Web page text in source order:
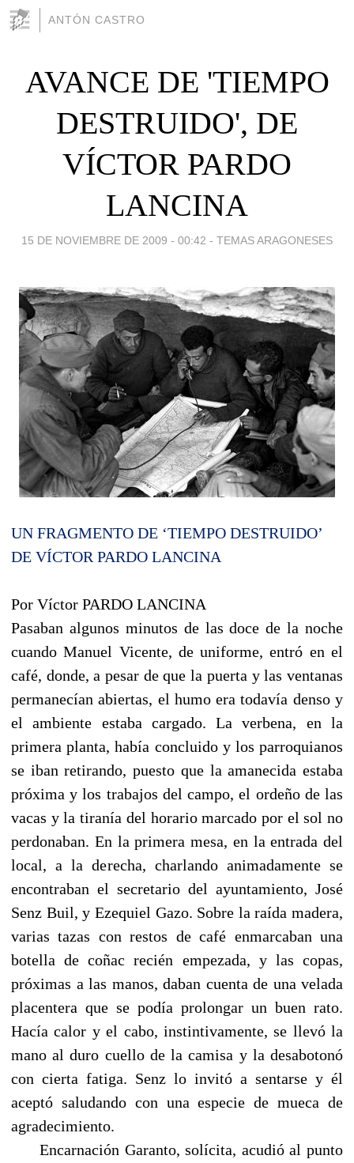
ANTÓN CASTRO
AVANCE DE 'TIEMPO
DESTRUIDO', DE
VÍCTOR PARDO
LANCINA
15 DE NOVIEMBRE DE 2009 - 00:42 - TEMAS ARAGONESES
UN FRAGMENTO DE ‘TIEMPO DESTRUIDO’
DE VÍCTOR PARDO LANCINA
Por Víctor PARDO LANCINA
Pasaban algunos minutos de las doce de la noche
cuando Manuel Vicente, de uniforme, entró en el
café, donde, a pesar de que la puerta y las ventanas
permanecían abiertas, el humo era todavía denso y
el ambiente estaba cargado. La verbena, en la
primera planta, había concluido y los parroquianos
se iban retirando, puesto que la amanecida estaba
próxima y los trabajos del campo, el ordeño de las
vacas y la tiranía del horario marcado por el sol no
perdonaban. En la primera mesa, en la entrada del
local, a la derecha, charlando animadamente se
encontraban el secretario del ayuntamiento, José
Senz Buil, y Ezequiel Gazo. Sobre la raída madera,
varias tazas con restos de café enmarcaban una
botella de coñac recién empezada, y las copas,
próximas a las manos, daban cuenta de una velada
placentera que se podía prolongar un buen rato.
Hacía calor y el cabo, instintivamente, se llevó la
mano al duro cuello de la camisa y la desabotonó
con cierta fatiga. Senz lo invitó a sentarse y él
aceptó saludando con una especie de mueca de
agradecimiento.
Encarnación Garanto, solícita, acudió al punto